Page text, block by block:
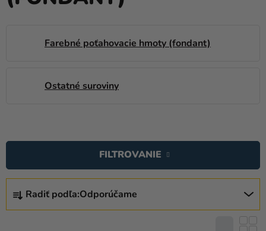
Výzdoba
Pečenie
Novinky
Farebné poťahovacie hmoty (fondant)
Ostatné suroviny
A
D
Radiť podľa:Odporúčame
FILTROVANIE
Ý
P
I
S
P